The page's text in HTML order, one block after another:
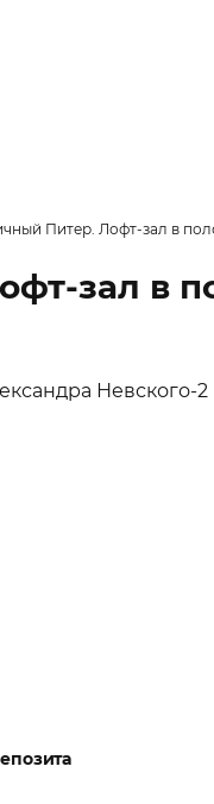
Питер. Лофт-зал в
зал в
Невского-